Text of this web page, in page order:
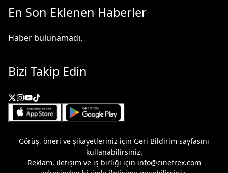
En Son Eklenen Haberler
Haber bulunamadı.
Bizi Takip Edin
Görüş, öneri ve şikayetleriniz için Geri Bildirim sayfasını
kullanabilirsiniz.
Reklam, iletişim ve iş birliği için info@cinefrex.com